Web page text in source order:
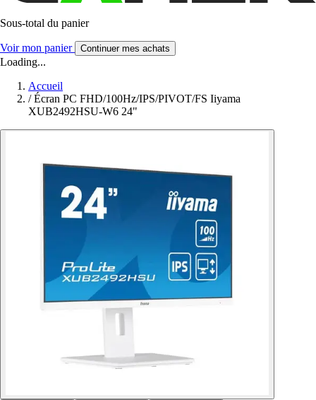
Sous-total du panier
Voir mon panier Continuer mes achats
Loading...
Accueil
/ Écran PC FHD/100Hz/IPS/PIVOT/FS Iiyama
XUB2492HSU-W6 24"